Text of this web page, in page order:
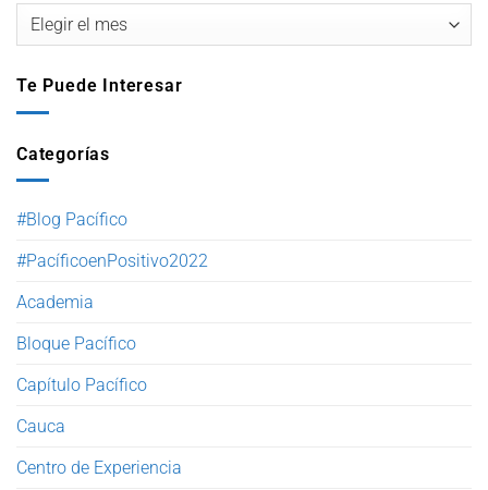
Te Puede Interesar
Categorías
#Blog Pacífico
#PacíficoenPositivo2022
Academia
Bloque Pacífico
Capítulo Pacífico
Cauca
Centro de Experiencia